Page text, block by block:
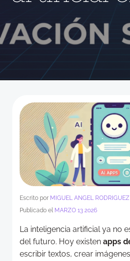
Escrito por MIGUEL ANGEL RODRIGUEZ
Publicado el MARZO 13 2026
La inteligencia artificial ya no
del futuro. Hoy existen apps
escribir textos, crear